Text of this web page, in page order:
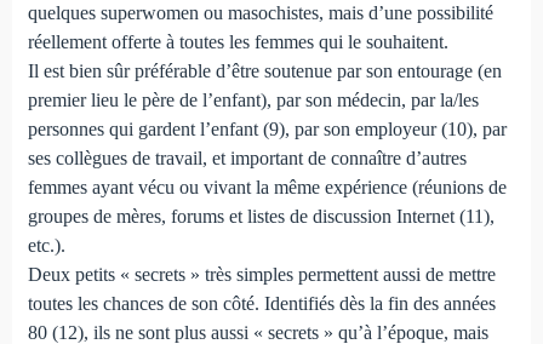
quelques superwomen ou masochistes, mais d’une possibilité
réellement offerte à toutes les femmes qui le souhaitent.
Il est bien sûr préférable d’être soutenue par son entourage (en
premier lieu le père de l’enfant), par son médecin, par la/les
personnes qui gardent l’enfant (9), par son employeur (10), par
ses collègues de travail, et important de connaître d’autres
femmes ayant vécu ou vivant la même expérience (réunions de
groupes de mères, forums et listes de discussion Internet (11),
etc.).
Deux petits « secrets » très simples permettent aussi de mettre
toutes les chances de son côté. Identifiés dès la fin des années
80 (12), ils ne sont plus aussi « secrets » qu’à l’époque, mais